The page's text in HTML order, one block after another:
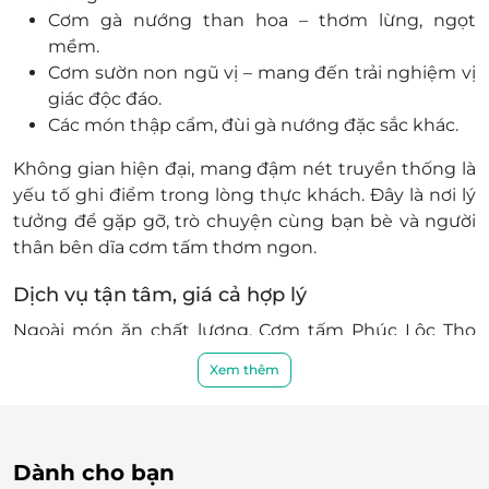
Huyện Long Thành, Đồng Nai
205 Phan Trung, Khu phố 2, Thành phố Biên Hòa,
Đồng Nai
95/1A Quốc Lộ 1A, P. Tân Biên, Biên Hòa, Đồng Nai
136 Hà Huy Giáp, Tổ 7, Khu phố 1, P. Quyết Thắng,
2251 Nguyễn Ái Quốc, P. Quang Vinh, Thành phố
Biên Hòa, Đồng Nai
170 Đồng Khởi, P. Tân Hiệp, Thành phố Biên Hòa,
Đồng Nai
142/3A - 142/3B, Phạm Văn Thuận, Tổ 3, KP5, P. Tam
Hiệp, Thành phố Biên Hòa, Đồng Nai
615 Nguyễn Thị Minh Khai, Khu phố Tân Phú 1, P. Tân
Cơm gà nướng than hoa – thơm lừng, ngọt
mềm.
Cơm sườn non ngũ vị – mang đến trải nghiệm vị
giác độc đáo.
Các món thập cẩm, đùi gà nướng đặc sắc khác.
Không gian hiện đại, mang đậm nét truyền thống là
yếu tố ghi điểm trong lòng thực khách. Đây là nơi lý
tưởng để gặp gỡ, trò chuyện cùng bạn bè và người
thân bên dĩa cơm tấm thơm ngon.
Dịch vụ tận tâm, giá cả hợp lý
Ngoài món ăn chất lượng, Cơm tấm Phúc Lộc Thọ
còn ghi dấu bởi đội ngũ nhân viên phục vụ tận tâm,
chu đáo. Giá cả hợp lý càng khiến quán trở thành lựa
Xem thêm
Dành cho bạn